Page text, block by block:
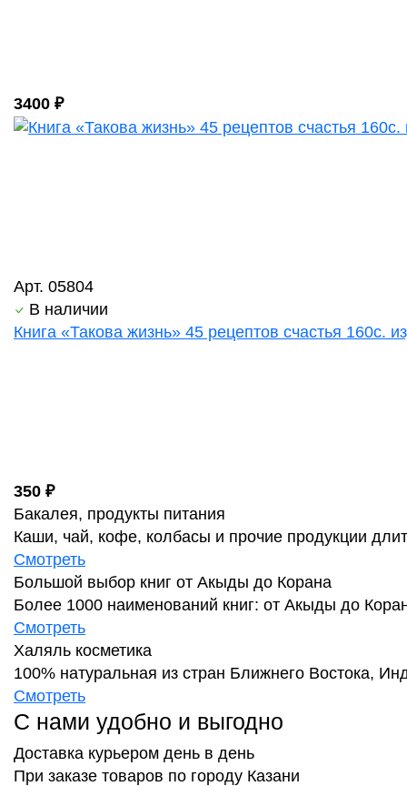
3400 ₽
Арт. 05804
В наличии
Книга «Такова жизнь» 45 рецептов счастья 160с.
350 ₽
Бакалея, продукты питания
Каши, чай, кофе, колбасы и прочие продукции
Смотреть
Большой выбор книг от Акыды до Корана
Более 1000 наименований книг: от Акыды до
Смотреть
Халяль косметика
100% натуральная из стран Ближнего Востока,
Смотреть
С нами удобно и выгодно
Доставка курьером день в день
При заказе товаров по городу Казани